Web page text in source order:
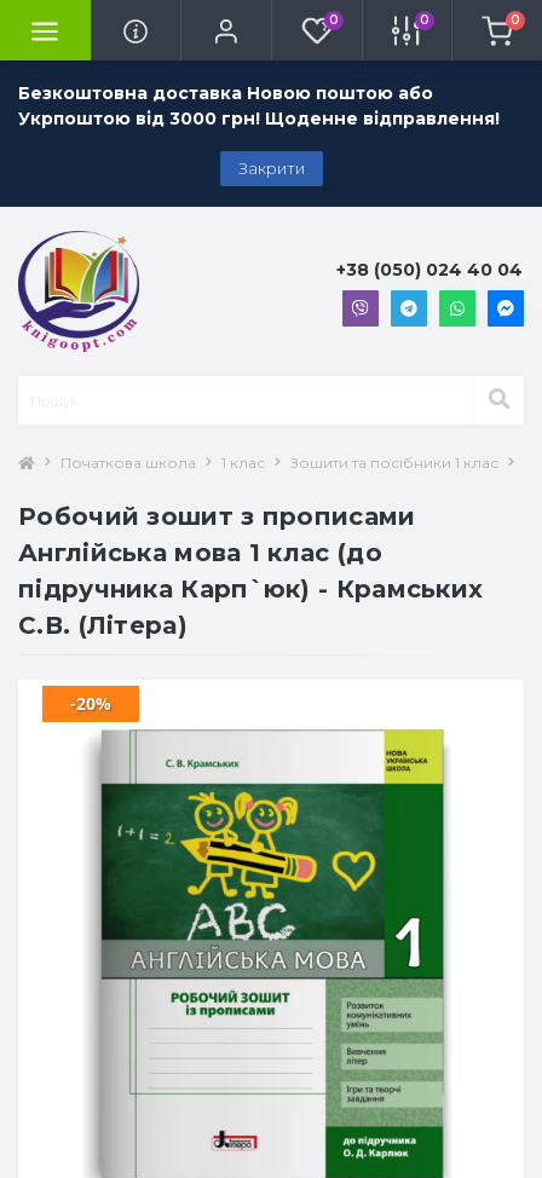
Безкоштовна доставка Новою поштою або
Укрпоштою від 3000 грн! Щоденне відправлення!
Закрити
0 0 0
+38 (050) 024 40 04
Початкова школа 1 клас Зошити та посібники 1 клас
Робочий зошит з прописами
Англійська мова 1 клас (до
підручника Карп`юк) - Крамських
С.В. (Літера)
-20%